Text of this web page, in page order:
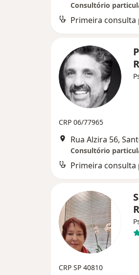
Consultório
CRP 06/77965
Rua Alzira 56,
Consultório
CRP SP 40810